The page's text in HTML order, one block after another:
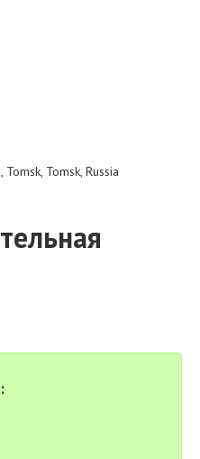
, Tomsk, Tomsk, Russia